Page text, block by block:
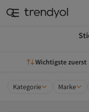
Wichtigste zuerst
Kategorie Marke